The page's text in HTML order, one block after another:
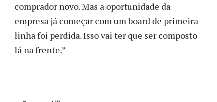
comprador novo. Mas a oportunidade da
empresa já começar com um board de primeira
linha foi perdida. Isso vai ter que ser composto
lá na frente.”